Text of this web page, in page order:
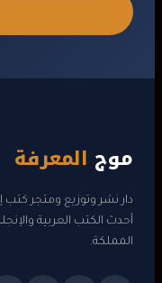
موج المعرفة
دار نشر وتوزيع ومتجر كتب
أحدث الكتب العربية
المملكة.